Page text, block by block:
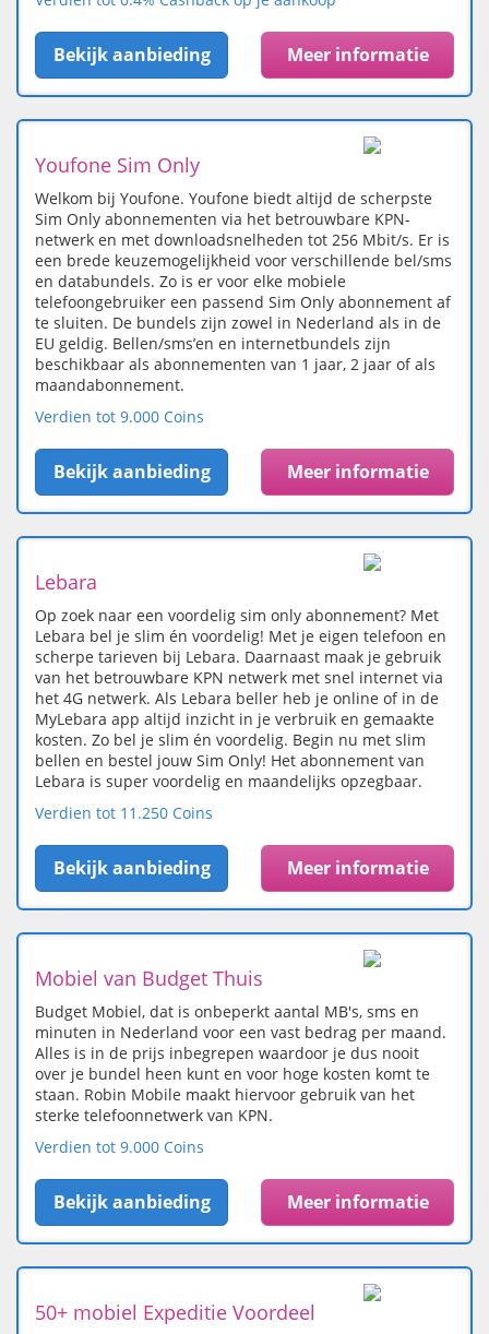
Bekijk aanbieding Meer informatie
Youfone Sim Only
Welkom bij Youfone. Youfone biedt altijd de scherpste
Sim Only abonnementen via het betrouwbare KPN-
netwerk en met downloadsnelheden tot 256 Mbit/s. Er is
een brede keuzemogelijkheid voor verschillende bel/sms
en databundels. Zo is er voor elke mobiele
telefoongebruiker een passend Sim Only abonnement af
te sluiten. De bundels zijn zowel in Nederland als in de
EU geldig. Bellen/sms’en en internetbundels zijn
beschikbaar als abonnementen van 1 jaar, 2 jaar of als
maandabonnement.
Verdien tot 9.000 Coins
Bekijk aanbieding Meer informatie
Lebara
Op zoek naar een voordelig sim only abonnement? Met
Lebara bel je slim én voordelig! Met je eigen telefoon en
scherpe tarieven bij Lebara. Daarnaast maak je gebruik
van het betrouwbare KPN netwerk met snel internet via
het 4G netwerk. Als Lebara beller heb je online of in de
MyLebara app altijd inzicht in je verbruik en gemaakte
kosten. Zo bel je slim én voordelig. Begin nu met slim
bellen en bestel jouw Sim Only! Het abonnement van
Lebara is super voordelig en maandelijks opzegbaar.
Verdien tot 11.250 Coins
Bekijk aanbieding Meer informatie
Mobiel van Budget Thuis
Budget Mobiel, dat is onbeperkt aantal MB's, sms en
minuten in Nederland voor een vast bedrag per maand.
Alles is in de prijs inbegrepen waardoor je dus nooit
over je bundel heen kunt en voor hoge kosten komt te
staan. Robin Mobile maakt hiervoor gebruik van het
sterke telefoonnetwerk van KPN.
Verdien tot 9.000 Coins
Bekijk aanbieding Meer informatie
50+ mobiel Expeditie Voordeel